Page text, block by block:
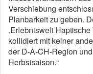
Verschiebung
Planbarkeit zu geben.
‚Erlebniswelt
kollidiert mit keiner
der D-A-CH-Region
Herbstsaison.“